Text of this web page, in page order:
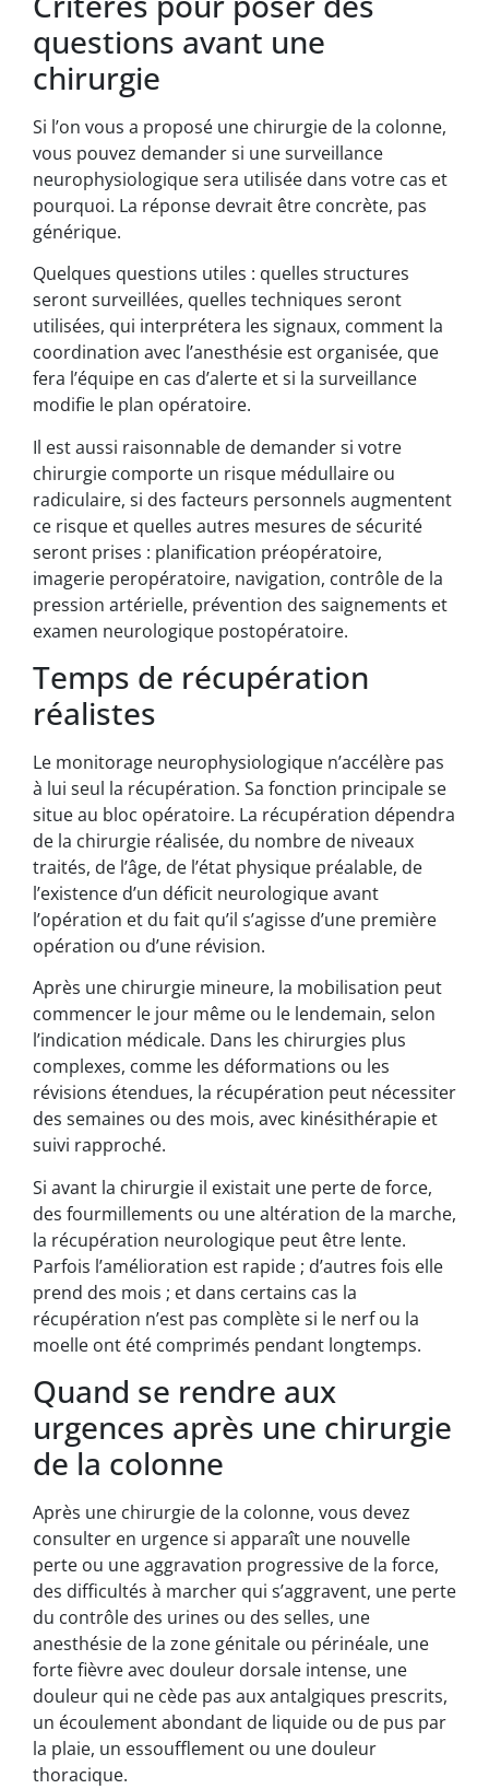
questions avant une
chirurgie
Si l’on vous a proposé une chirurgie de la colonne,
vous pouvez demander si une surveillance
neurophysiologique sera utilisée dans votre cas et
pourquoi. La réponse devrait être concrète, pas
générique.
Quelques questions utiles : quelles structures
seront surveillées, quelles techniques seront
utilisées, qui interprétera les signaux, comment la
coordination avec l’anesthésie est organisée, que
fera l’équipe en cas d’alerte et si la surveillance
modifie le plan opératoire.
Il est aussi raisonnable de demander si votre
chirurgie comporte un risque médullaire ou
radiculaire, si des facteurs personnels augmentent
ce risque et quelles autres mesures de sécurité
seront prises : planification préopératoire,
imagerie peropératoire, navigation, contrôle de la
pression artérielle, prévention des saignements et
examen neurologique postopératoire.
Temps de récupération
réalistes
Le monitorage neurophysiologique n’accélère pas
à lui seul la récupération. Sa fonction principale se
situe au bloc opératoire. La récupération dépendra
de la chirurgie réalisée, du nombre de niveaux
traités, de l’âge, de l’état physique préalable, de
l’existence d’un déficit neurologique avant
l’opération et du fait qu’il s’agisse d’une première
opération ou d’une révision.
Après une chirurgie mineure, la mobilisation peut
commencer le jour même ou le lendemain, selon
l’indication médicale. Dans les chirurgies plus
complexes, comme les déformations ou les
révisions étendues, la récupération peut nécessiter
des semaines ou des mois, avec kinésithérapie et
suivi rapproché.
Si avant la chirurgie il existait une perte de force,
des fourmillements ou une altération de la marche,
la récupération neurologique peut être lente.
Parfois l’amélioration est rapide ; d’autres fois elle
prend des mois ; et dans certains cas la
récupération n’est pas complète si le nerf ou la
moelle ont été comprimés pendant longtemps.
Quand se rendre aux
urgences après une chirurgie
de la colonne
Après une chirurgie de la colonne, vous devez
consulter en urgence si apparaît une nouvelle
perte ou une aggravation progressive de la force,
des difficultés à marcher qui s’aggravent, une perte
du contrôle des urines ou des selles, une
anesthésie de la zone génitale ou périnéale, une
forte fièvre avec douleur dorsale intense, une
douleur qui ne cède pas aux antalgiques prescrits,
un écoulement abondant de liquide ou de pus par
la plaie, un essoufflement ou une douleur
thoracique.